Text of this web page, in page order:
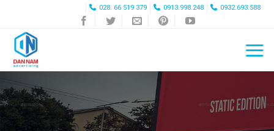
content
028. 66 519 379 0913.998.248 0932.693.588